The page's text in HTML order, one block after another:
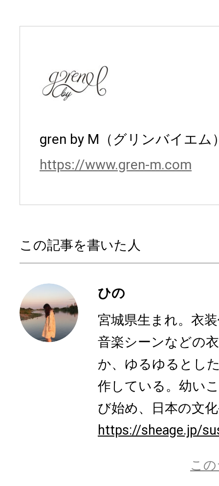
gren by M（グリンバイエム
https://www.gren-m.com
この記事を書いた人
ひの
宮城県生まれ。衣
音楽シーンなどの
か、ゆるゆるとし
作している。幼い
び始め、日本の文
https://sheage.jp/
こ